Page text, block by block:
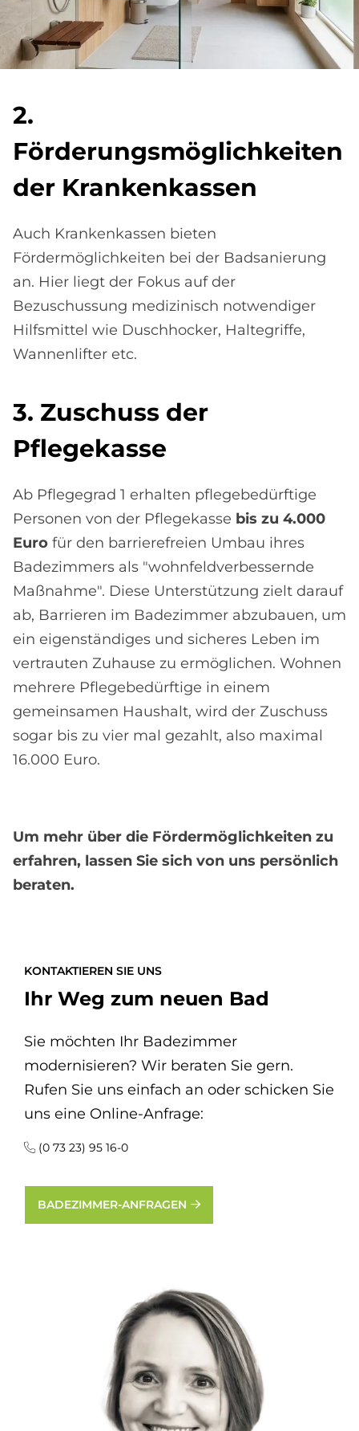
2.
För­de­rungs­mög­lich­kei­ten
der Kran­ken­kas­sen
Auch Krankenkassen bieten
Fördermöglichkeiten bei der Badsanierung
an. Hier liegt der Fokus auf der
Bezuschussung medizinisch notwendiger
Hilfsmittel wie Duschhocker, Haltegriffe,
Wannenlifter etc.
3. Zu­schuss der
Pfle­ge­kas­se
Ab Pflegegrad 1 erhalten pflegebedürftige
Personen von der Pflegekasse bis zu 4.000
Euro für den barrierefreien Umbau ihres
Badezimmers als "wohnfeldverbessernde
Maßnahme". Diese Unterstützung zielt darauf
ab, Barrieren im Badezimmer abzubauen, um
ein eigenständiges und sicheres Leben im
vertrauten Zuhause zu ermöglichen. Wohnen
mehrere Pflegebedürftige in einem
gemeinsamen Haushalt, wird der Zuschuss
sogar bis zu vier mal gezahlt, also maximal
16.000 Euro.
Um mehr über die Fördermöglichkeiten zu
erfahren, lassen Sie sich von uns persönlich
beraten.
KONTAKTIEREN SIE UNS
Ihr Weg zum neuen Bad
Sie möchten Ihr Badezimmer
modernisieren? Wir beraten Sie gern.
Rufen Sie uns einfach an oder schicken Sie
uns eine Online-Anfrage:
(0 73 23) 95 16-0
BADEZIMMER-ANFRAGEN